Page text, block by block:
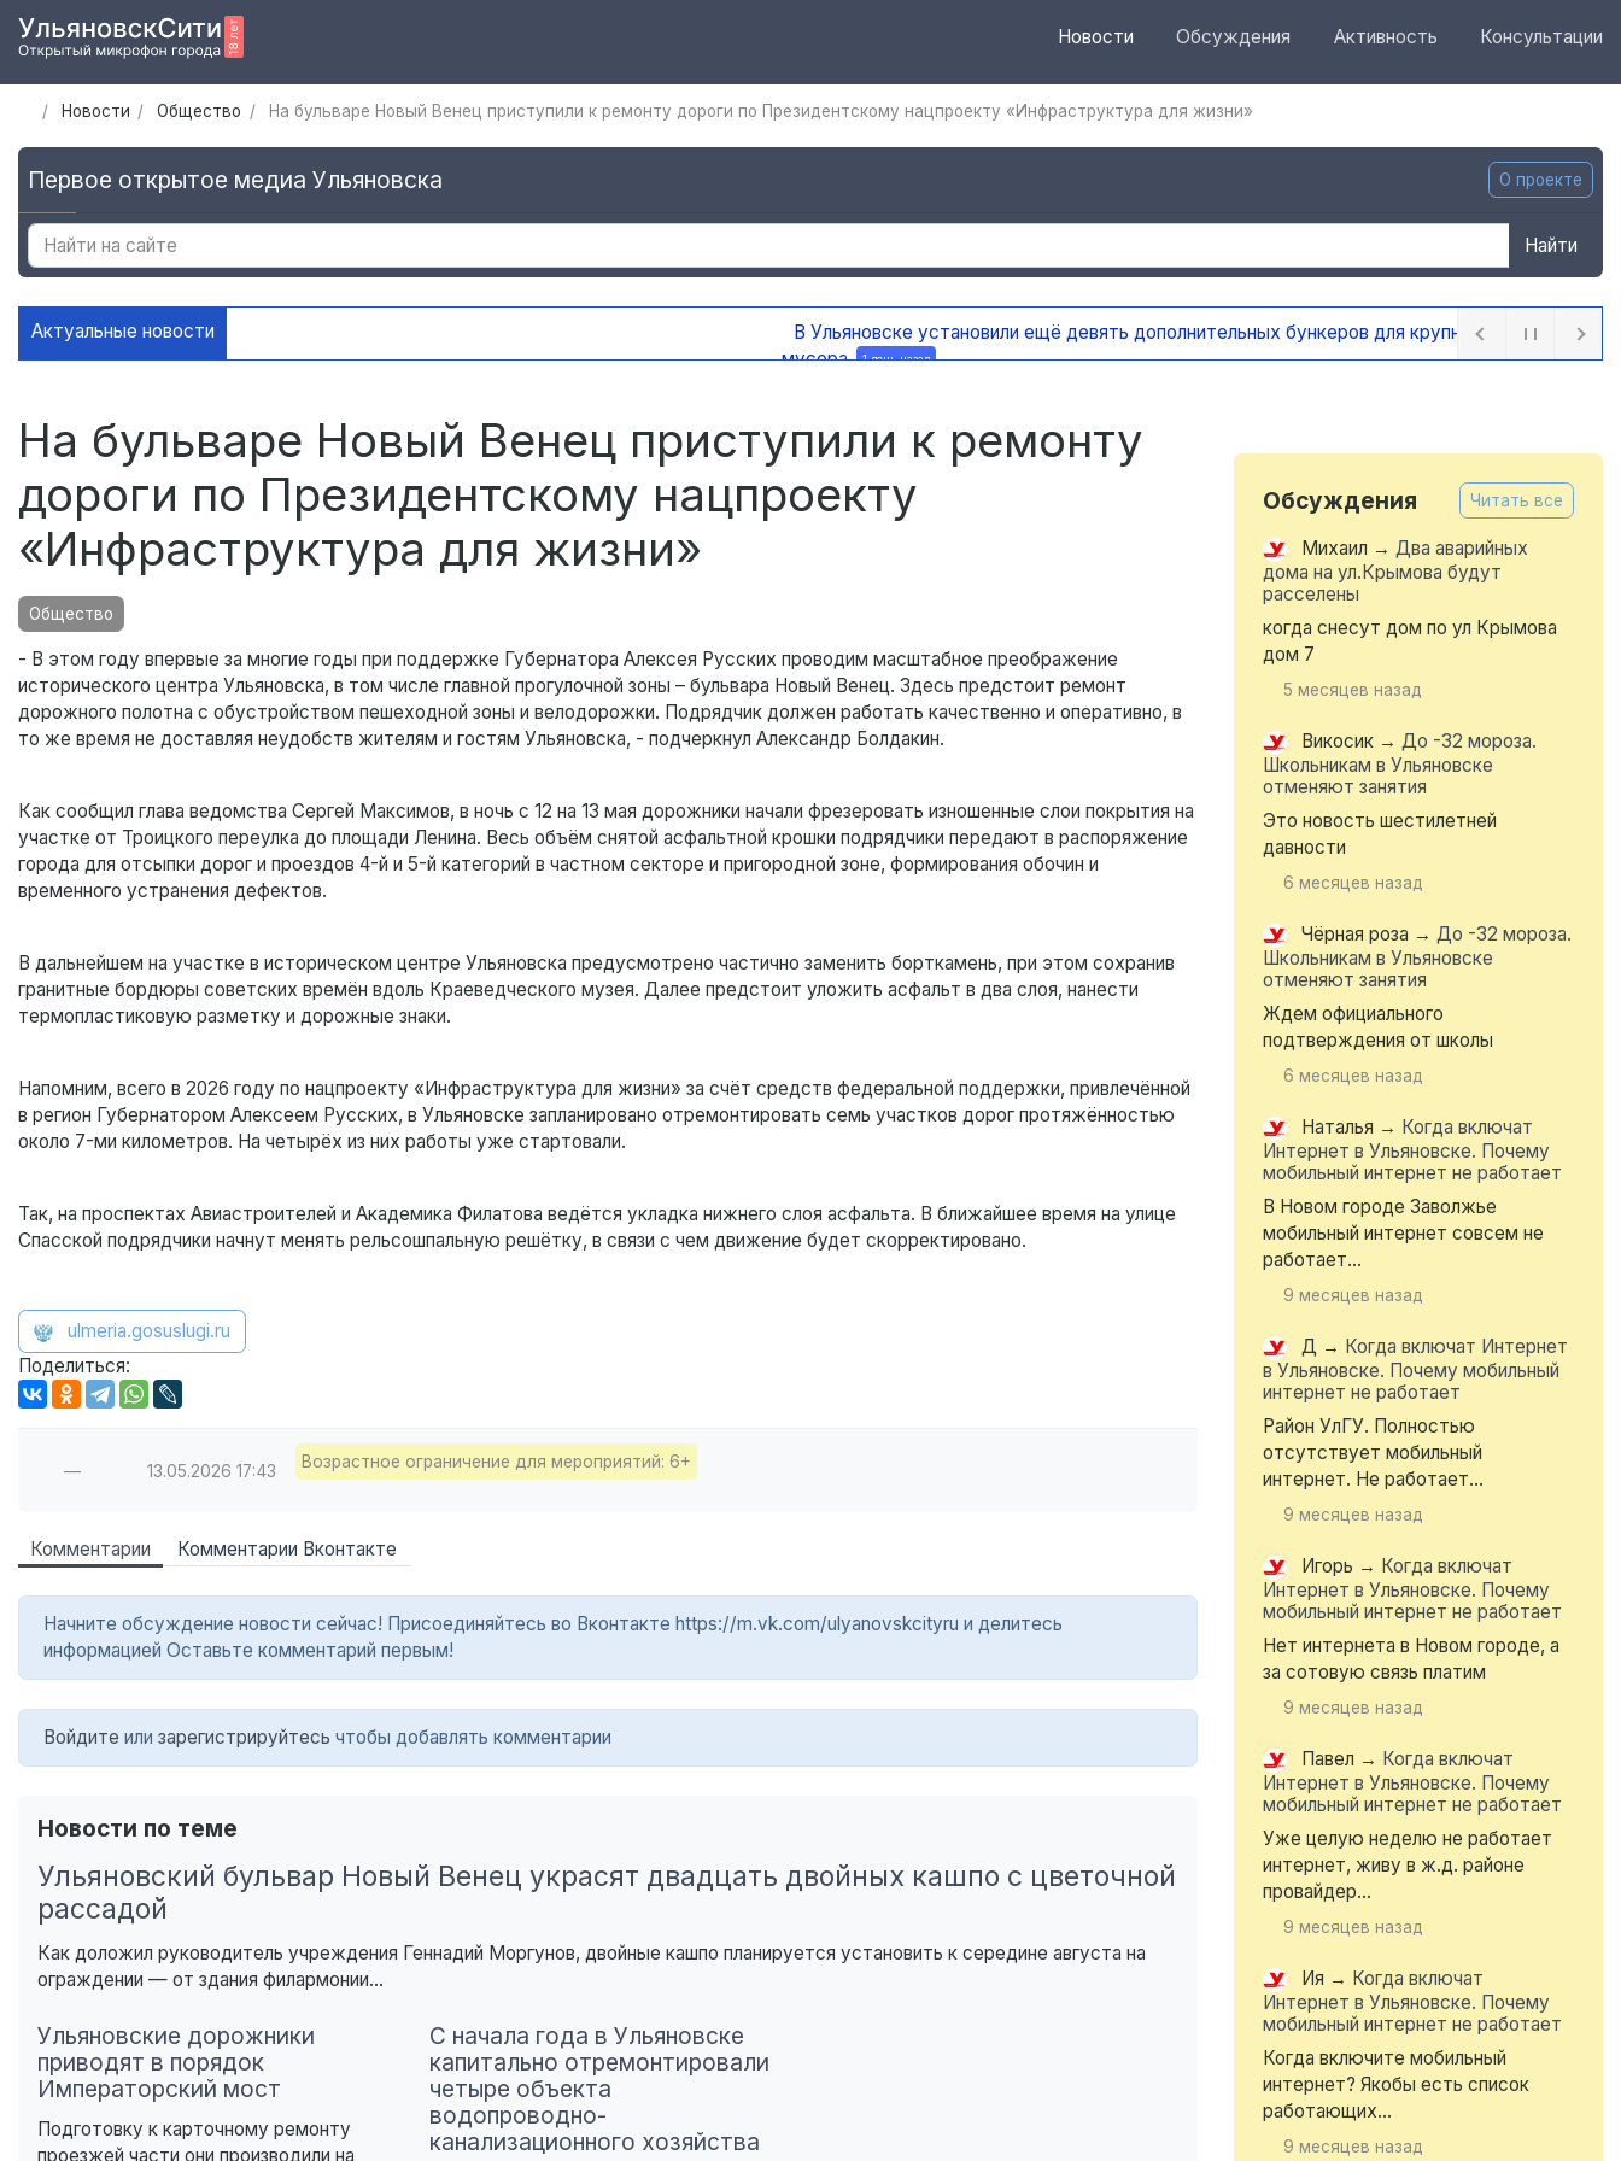
Новости Обсуждения Активность Консультации
Новости Общество На бульваре Новый Венец приступили к ремонту дороги по Президентскому нацпроекту «Инфраструктура для жизни»
Первое открытое медиа Ульяновска О проекте
Найти
Актуальные новости В Ульяновске установили ещё девять дополнительных бункеров для крупногабаритного мусора 1 день назад
На бульваре Новый Венец приступили к ремонту
дороги по Президентскому нацпроекту
«Инфраструктура для жизни»
Общество
- В этом году впервые за многие годы при поддержке Губернатора Алексея Русских проводим масштабное преображение
исторического центра Ульяновска, в том числе главной прогулочной зоны – бульвара Новый Венец. Здесь предстоит ремонт
дорожного полотна с обустройством пешеходной зоны и велодорожки. Подрядчик должен работать качественно и оперативно, в
то же время не доставляя неудобств жителям и гостям Ульяновска, - подчеркнул Александр Болдакин.
Как сообщил глава ведомства Сергей Максимов, в ночь с 12 на 13 мая дорожники начали фрезеровать изношенные слои покрытия на
участке от Троицкого переулка до площади Ленина. Весь объём снятой асфальтной крошки подрядчики передают в распоряжение
города для отсыпки дорог и проездов 4-й и 5-й категорий в частном секторе и пригородной зоне, формирования обочин и
временного устранения дефектов.
В дальнейшем на участке в историческом центре Ульяновска предусмотрено частично заменить борткамень, при этом сохранив
гранитные бордюры советских времён вдоль Краеведческого музея. Далее предстоит уложить асфальт в два слоя, нанести
термопластиковую разметку и дорожные знаки.
Напомним, всего в 2026 году по нацпроекту «Инфраструктура для жизни» за счёт средств федеральной поддержки, привлечённой
в регион Губернатором Алексеем Русских, в Ульяновске запланировано отремонтировать семь участков дорог протяжённостью
около 7-ми километров. На четырёх из них работы уже стартовали.
Так, на проспектах Авиастроителей и Академика Филатова ведётся укладка нижнего слоя асфальта. В ближайшее время на улице
Спасской подрядчики начнут менять рельсошпальную решётку, в связи с чем движение будет скорректировано.
ulmeria.gosuslugi.ru
Поделиться:
— 13.05.2026 17:43 Возрастное ограничение для мероприятий: 6+
Комментарии Комментарии Вконтакте
Начните обсуждение новости сейчас! Присоединяйтесь во Вконтакте https://m.vk.com/ulyanovskcityru и делитесь
информацией Оставьте комментарий первым!
Войдите или зарегистрируйтесь чтобы добавлять комментарии
Новости по теме
Ульяновский бульвар Новый Венец украсят двадцать двойных кашпо с цветочной
рассадой
Как доложил руководитель учреждения Геннадий Моргунов, двойные кашпо планируется установить к середине августа на
ограждении — от здания филармонии...
Ульяновские дорожники
приводят в порядок
Императорский мост
Подготовку к карточному ремонту
проезжей части они производили на
С начала года в Ульяновске
капитально отремонтировали
четыре объекта
водопроводно-
канализационного хозяйства
Обсуждения Читать все
Михаил → Два аварийных
дома на ул.Крымова будут
расселены
когда снесут дом по ул Крымова
дом 7
5 месяцев назад
Викосик → До -32 мороза.
Школьникам в Ульяновске
отменяют занятия
Это новость шестилетней
давности
6 месяцев назад
Чёрная роза → До -32 мороза.
Школьникам в Ульяновске
отменяют занятия
Ждем официального
подтверждения от школы
6 месяцев назад
Наталья → Когда включат
Интернет в Ульяновске. Почему
мобильный интернет не работает
В Новом городе Заволжье
мобильный интернет совсем не
работает...
9 месяцев назад
Д → Когда включат Интернет
в Ульяновске. Почему мобильный
интернет не работает
Район УлГУ. Полностью
отсутствует мобильный
интернет. Не работает...
9 месяцев назад
Игорь → Когда включат
Интернет в Ульяновске. Почему
мобильный интернет не работает
Нет интернета в Новом городе, а
за сотовую связь платим
9 месяцев назад
Павел → Когда включат
Интернет в Ульяновске. Почему
мобильный интернет не работает
Уже целую неделю не работает
интернет, живу в ж.д. районе
провайдер...
9 месяцев назад
Ия → Когда включат
Интернет в Ульяновске. Почему
мобильный интернет не работает
Когда включите мобильный
интернет? Якобы есть список
работающих...
9 месяцев назад